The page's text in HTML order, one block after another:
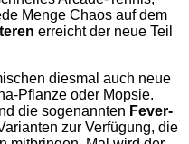
Menge Chaos auf dem
erreicht der neue Teil
diesmal auch neue
Pflanze oder Mopsie.
die sogenannten Fever-
zur Verfügung, die